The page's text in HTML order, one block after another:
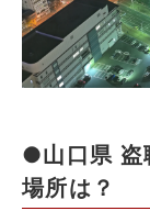
●山口県 盗
場所は？